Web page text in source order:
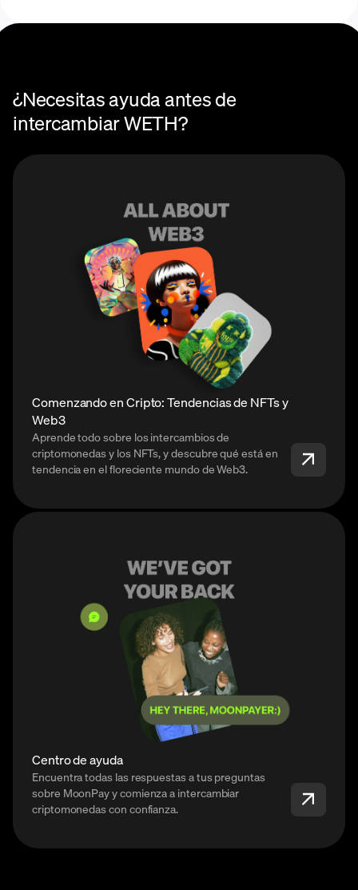
¿Necesitas ayuda antes de
intercambiar WETH?
Comenzando en Cripto: Tendencias de NFTs y
Web3
Aprende todo sobre los intercambios de
criptomonedas y los NFTs, y descubre qué está en
tendencia en el floreciente mundo de Web3.
Centro de ayuda
Encuentra todas las respuestas a tus preguntas
sobre MoonPay y comienza a intercambiar
criptomonedas con confianza.